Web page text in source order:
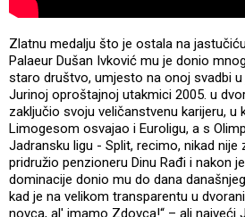
Zlatnu medalju što je ostala na
Palaeur Dušan Ivković mu je donio
staro društvo, umjesto na onoj svadbi u
Jurinoj oproštajnoj utakmici 2005. u
zaključio svoju veličanstvenu karijeru, u
Limogesom osvajao i Euroligu, a s
Jadransku ligu - Split, recimo, nikad nije
pridružio penzioneru Dinu Rađi i nakon
dominacije donio mu do dana
kad je na velikom transparentu u
novca, al' imamo Zdovca!“ – ali najveći